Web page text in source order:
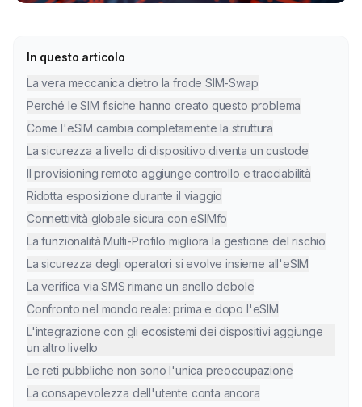
In questo articolo
La vera meccanica dietro la frode SIM-Swap
Perché le SIM fisiche hanno creato questo problema
Come l'eSIM cambia completamente la struttura
La sicurezza a livello di dispositivo diventa un custode
Il provisioning remoto aggiunge controllo e tracciabilità
Ridotta esposizione durante il viaggio
Connettività globale sicura con eSIMfo
La funzionalità Multi-Profilo migliora la gestione del rischio
La sicurezza degli operatori si evolve insieme all'eSIM
La verifica via SMS rimane un anello debole
Confronto nel mondo reale: prima e dopo l'eSIM
L'integrazione con gli ecosistemi dei dispositivi aggiunge
un altro livello
Le reti pubbliche non sono l'unica preoccupazione
La consapevolezza dell'utente conta ancora